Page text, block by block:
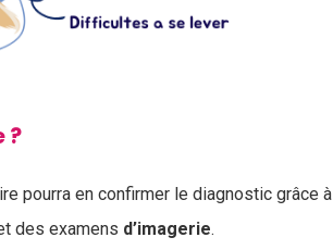
?
pourra en confirmer le diagnostic grâce à
des examens d’imagerie.